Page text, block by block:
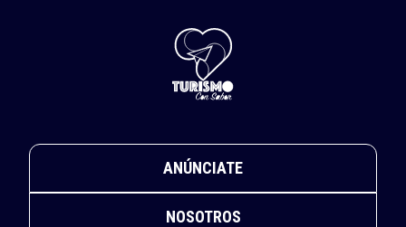
ANÚNCIATE
NOSOTROS